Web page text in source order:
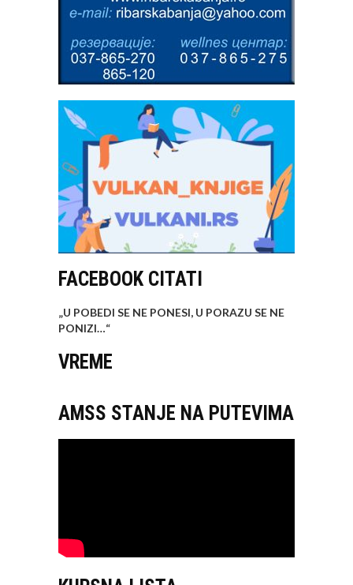
FACEBOOK CITATI
„U POBEDI SE NE PONESI, U PORAZU SE NE
PONIZI…“
VREME
AMSS STANJE NA PUTEVIMA